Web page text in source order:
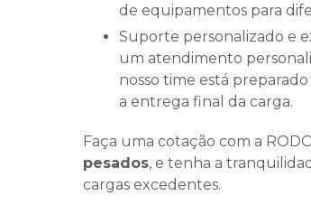
de equipamentos para
Suporte personalizado e excelente atendimento: estamos sempre à disposição para oferecer
um atendimento
nosso time está
a entrega final da carga.
Faça uma cotação com a
pesados, e tenha a
cargas excedentes.